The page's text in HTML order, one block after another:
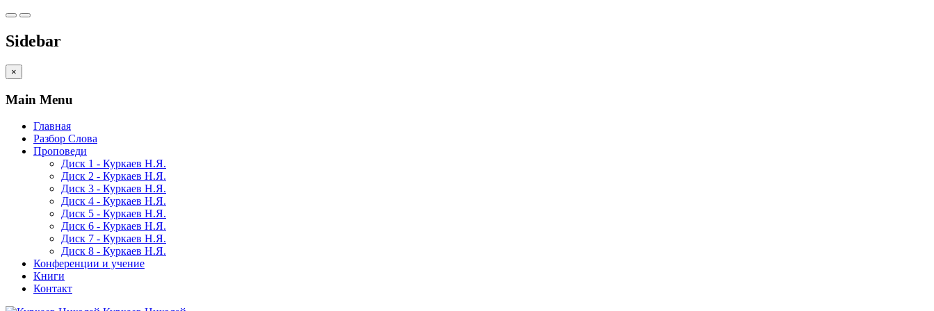
Sidebar
×
Main Menu
Главная
Разбор Слова
Проповеди
Диск 1 - Куркаев Н.Я.
Диск 2 - Куркаев Н.Я.
Диск 3 - Куркаев Н.Я.
Диск 4 - Куркаев Н.Я.
Диск 5 - Куркаев Н.Я.
Диск 6 - Куркаев Н.Я.
Диск 7 - Куркаев Н.Я.
Диск 8 - Куркаев Н.Я.
Конференции и учение
Книги
Контакт